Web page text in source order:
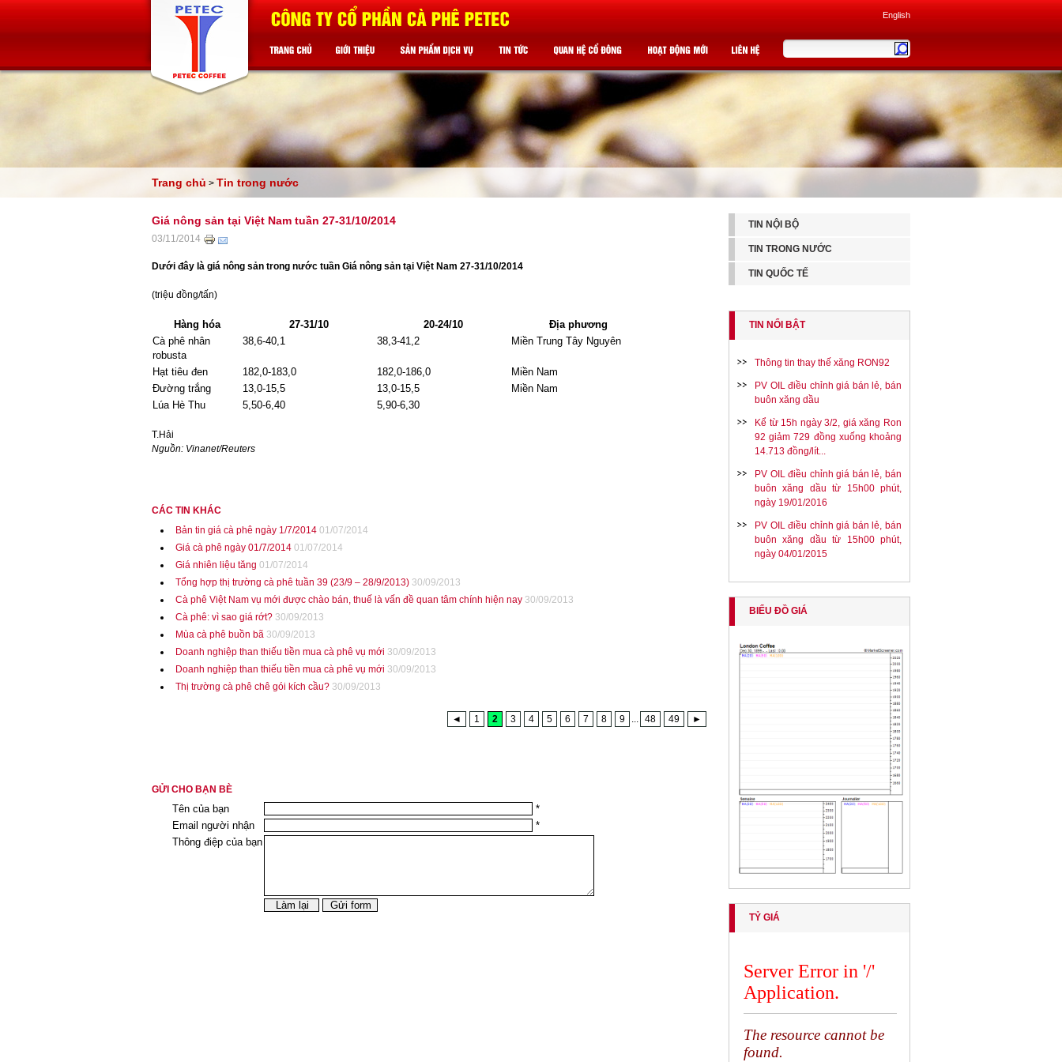
English
Trang chủ > Tin trong nước
Giá nông sản tại Việt Nam tuần 27-31/10/2014
03/11/2014
Dưới đây là giá nông sản trong nước tuần Giá nông sản tại Việt Nam 27-31/10/2014
(triệu đồng/tấn)
Hàng hóa 27-31/10 20-24/10
Địa phương
Cà phê nhân
robusta
38,6-40,1 38,3-41,2 Miền Trung Tây Nguyên
Hạt tiêu đen 182,0-183,0 182,0-186,0
Miền Nam
Đường trắng
13,0-15,5 13,0-15,5
Miền Nam
Lúa Hè Thu
5,50-6,40 5,90-6,30
T.Hải
Nguồn: Vinanet/Reuters
CÁC TIN KHÁC
Bản tin giá cà phê ngày 1/7/2014 01/07/2014
Giá cà phê ngày 01/7/2014 01/07/2014
Giá nhiên liệu tăng 01/07/2014
Tổng hợp thị trường cà phê tuần 39 (23/9 – 28/9/2013) 30/09/2013
Cà phê Việt Nam vụ mới được chào bán, thuế là vấn đề quan tâm chính hiện nay 30/09/2013
Cà phê: vì sao giá rớt? 30/09/2013
Mùa cà phê buồn bã 30/09/2013
Doanh nghiệp than thiếu tiền mua cà phê vụ mới 30/09/2013
Doanh nghiệp than thiếu tiền mua cà phê vụ mới 30/09/2013
Thị trường cà phê chê gói kích cầu? 30/09/2013
◄ 1 2 3 4 5 6 7 8 9 ... 48 49 ►
GỬI CHO BẠN BÈ
Tên của bạn
*
Email người nhận
*
Thông điệp của bạn
TIN NỘI BỘ
TIN TRONG NƯỚC
TIN QUỐC TẾ
TIN NỔI BẬT
Thông tin thay thế xăng RON92
PV OIL điều chỉnh giá bán lẻ, bán
buôn xăng dầu
Kể từ 15h ngày 3/2, giá xăng Ron
92 giảm 729 đồng xuống khoảng
14.713 đồng/lít...
PV OIL điều chỉnh giá bán lẻ, bán
buôn xăng dầu từ 15h00 phút,
ngày 19/01/2016
PV OIL điều chỉnh giá bán lẻ, bán
buôn xăng dầu từ 15h00 phút,
ngày 04/01/2015
BIỂU ĐỒ GIÁ
TỶ GIÁ